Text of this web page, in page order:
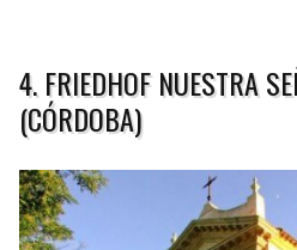
4. FRIEDHOF NUESTRA
(CÓRDOBA)